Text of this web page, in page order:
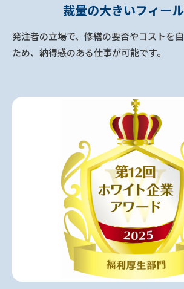
裁量の大きいフィール
発注者の立場で、修繕の要否やコストを
ため、納得感のある仕事が可能です。